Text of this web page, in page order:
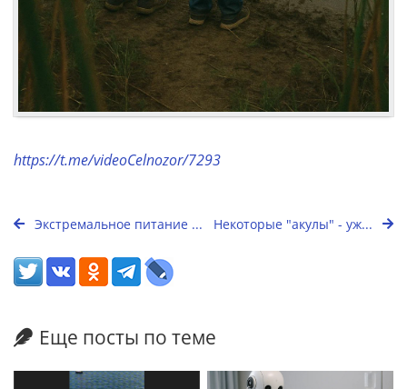
https://t.me/videoCelnozor/7293
Экстремальное питание ... Некоторые "акулы" - уж...
Еще посты по теме